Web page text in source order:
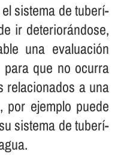
sistema de tuberí­
ir deteriorándose,
una evaluación
que no ocurra
relacionados a una
por ejemplo puede
sistema de tuberí­